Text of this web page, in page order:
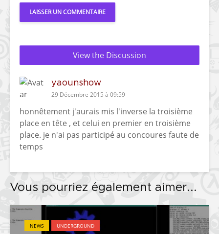
View the Discussion
yaounshow
29 Décembre 2015 à 09:59
honnêtement j'aurais mis l'inverse la troisième
place en tête , et celui en premier en troisième
place. je n'ai pas participé au concoures faute de
temps
Vous pourriez également aimer...
NEWS UNDERGROUND